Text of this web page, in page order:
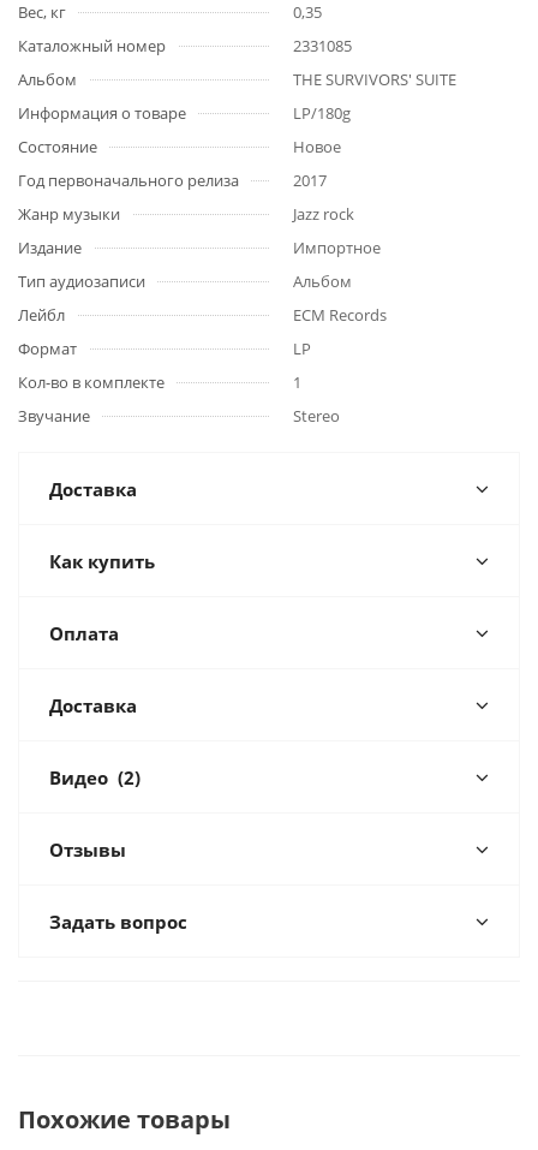
Вес, кг
0,35
Каталожный номер
2331085
Альбом
THE SURVIVORS' SUITE
Информация о товаре
LP/180g
Состояние
Новое
Год первоначального релиза
2017
Жанр музыки
Jazz rock
Издание
Импортное
Тип аудиозаписи
Альбом
Лейбл
ECM Records
Формат
LP
Кол-во в комплекте
1
Звучание
Stereo
Доставка
Как купить
Оплата
Доставка
Видео (2)
Отзывы
Задать вопрос
Похожие товары